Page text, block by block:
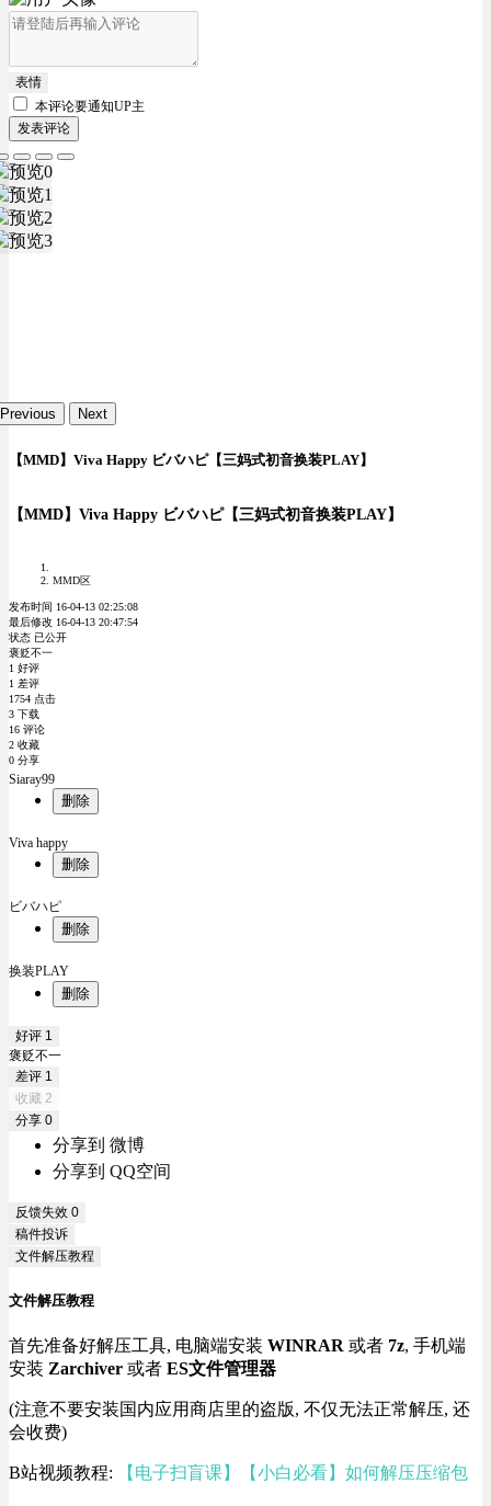
表情
本评论要通知UP主
发表评论
Previous Next
【MMD】Viva Happy ビバハピ【三妈式初音换装PLAY】
【MMD】Viva Happy ビバハピ【三妈式初音换装PLAY】
MMD区
发布时间 16-04-13 02:25:08
最后修改 16-04-13 20:47:54
状态 已公开
褒贬不一
1 好评
1 差评
1754 点击
3 下载
16 评论
2 收藏
0 分享
Siaray99
删除
Viva happy
删除
ビバハピ
删除
换装PLAY
删除
好评 1
褒贬不一
差评 1
收藏 2
分享 0
分享到 微博
分享到 QQ空间
反馈失效 0
稿件投诉
文件解压教程
文件解压教程
首先准备好解压工具, 电脑端安装 WINRAR 或者 7z, 手机端
安装 Zarchiver 或者 ES文件管理器
(注意不要安装国内应用商店里的盗版, 不仅无法正常解压, 还
会收费)
B站视频教程: 【电子扫盲课】【小白必看】如何解压压缩包